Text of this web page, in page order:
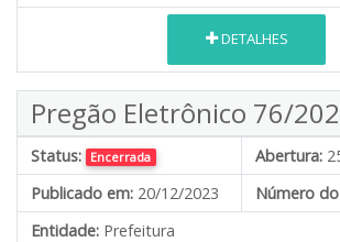
DETALHES
Pregão Eletrônico 76/
Status: Encerrada Abertura:
Publicado em: 20/12/2023
Número
Entidade: Prefeitura